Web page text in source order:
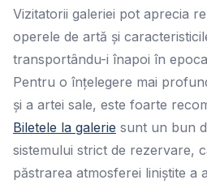
Vizitatorii galeriei pot aprecia
operele de artă și
transportându-i înapoi în
Pentru o înțelegere mai
și a artei sale, este foarte
Biletele la galerie sunt un bun
sistemului strict de rezervare,
păstrarea atmosferei liniștite a